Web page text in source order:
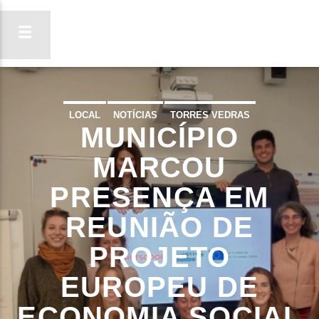
ON FM
LIGA-TE
LOCAL NOTÍCIAS TORRES VEDRAS
MUNICÍPIO
MARCOU
PRESENÇA EM
REUNIÃO DE
PROJETO
EUROPEU DE